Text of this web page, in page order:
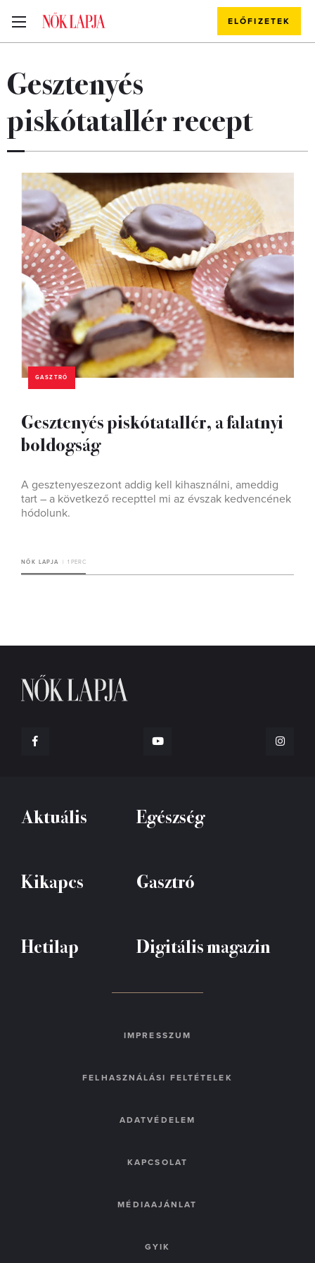
ELŐFIZETEK
Gesztenyés
piskótatallér recept
GASZTRÓ
Gesztenyés piskótatallér, a falatnyi
boldogság
A gesztenyeszezont addig kell kihasználni, ameddig
tart – a következő recepttel mi az évszak kedvencének
hódolunk.
NŐK LAPJA 1 PERC
Aktuális Egészség
Kikapcs Gasztró
Hetilap Digitális magazin
IMPRESSZUM
FELHASZNÁLÁSI FELTÉTELEK
ADATVÉDELEM
KAPCSOLAT
MÉDIAAJÁNLAT
GYIK